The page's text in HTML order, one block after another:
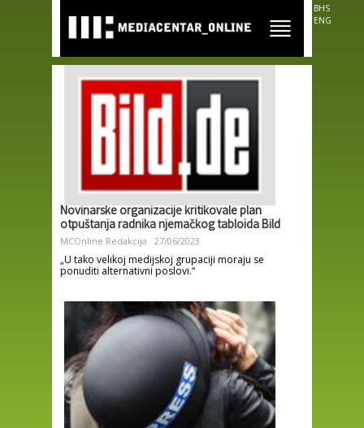
main
content
BHS
ENG
Novinarske organizacije kritikovale plan
otpuštanja radnika njemačkog tabloida Bild
MCOnline Redakcija 27/06/2023
„U tako velikoj medijskoj grupaciji moraju se
ponuditi alternativni poslovi.“